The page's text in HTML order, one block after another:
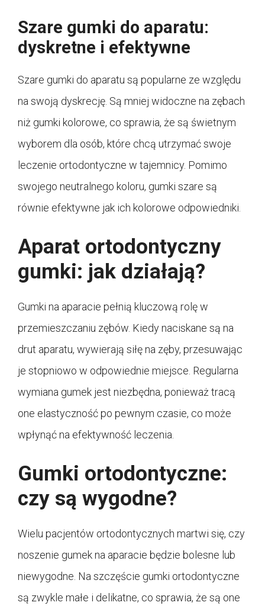
Szare gumki do aparatu:
dyskretne i efektywne
Szare gumki do aparatu są popularne ze względu
na swoją dyskrecję. Są mniej widoczne na zębach
niż gumki kolorowe, co sprawia, że są świetnym
wyborem dla osób, które chcą utrzymać swoje
leczenie ortodontyczne w tajemnicy. Pomimo
swojego neutralnego koloru, gumki szare są
równie efektywne jak ich kolorowe odpowiedniki.
Aparat ortodontyczny
gumki: jak działają?
Gumki na aparacie pełnią kluczową rolę w
przemieszczaniu zębów. Kiedy naciskane są na
drut aparatu, wywierają siłę na zęby, przesuwając
je stopniowo w odpowiednie miejsce. Regularna
wymiana gumek jest niezbędna, ponieważ tracą
one elastyczność po pewnym czasie, co może
wpłynąć na efektywność leczenia.
Gumki ortodontyczne:
czy są wygodne?
Wielu pacjentów ortodontycznych martwi się, czy
noszenie gumek na aparacie będzie bolesne lub
niewygodne. Na szczęście gumki ortodontyczne
są zwykle małe i delikatne, co sprawia, że są one